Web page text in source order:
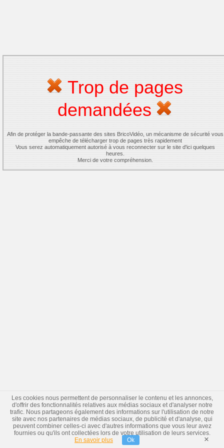
Trop de pages
demandées
Afin de protéger la bande-passante des sites BricoVidéo, un mécanisme de sécurité vous
empêche de télécharger trop de pages très rapidement
Vous serez automatiquement autorisé à vous reconnecter sur le site d'ici quelques
heures.
Merci de votre compréhension.
Les cookies nous permettent de personnaliser le contenu et les annonces,
d'offrir des fonctionnalités relatives aux médias sociaux et d'analyser notre
trafic. Nous partageons également des informations sur l'utilisation de notre
site avec nos partenaires de médias sociaux, de publicité et d'analyse, qui
peuvent combiner celles-ci avec d'autres informations que vous leur avez
fournies ou qu'ils ont collectées lors de votre utilisation de leurs services.
En savoir plus
Ok ×